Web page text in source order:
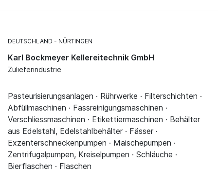
DEUTSCHLAND NÜRTINGEN
Karl Bockmeyer Kellereitechnik GmbH
Zulieferindustrie
Pasteurisierungsanlagen · Rührwerke · Filterschichten ·
Abfüllmaschinen · Fassreinigungsmaschinen ·
Verschliessmaschinen · Etikettiermaschinen · Behälter
aus Edelstahl, Edelstahlbehälter · Fässer ·
Exzenterschneckenpumpen · Maischepumpen ·
Zentrifugalpumpen, Kreiselpumpen · Schläuche ·
Bierflaschen · Flaschen